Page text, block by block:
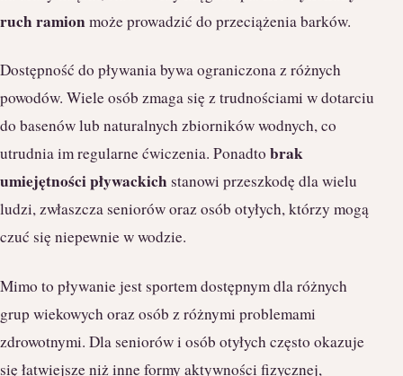
ruch ramionmoże prowadzić do przeciążenia barków.
Dostępność do pływania bywa ograniczona z różnych
powodów. Wiele osób zmaga się z trudnościami w dotarciu
do basenów lub naturalnych zbiorników wodnych, co
utrudnia im regularne ćwiczenia. Ponadto brak
umiejętności pływackich stanowi przeszkodę dla wielu
ludzi, zwłaszcza seniorów oraz osób otyłych, którzy mogą
czuć się niepewnie w wodzie.
Mimo to pływanie jest sportem dostępnym dla różnych
grup wiekowych oraz osób z różnymi problemami
zdrowotnymi. Dla seniorów i osób otyłych często okazuje
się łatwiejsze niż inne formy aktywności fizycznej,